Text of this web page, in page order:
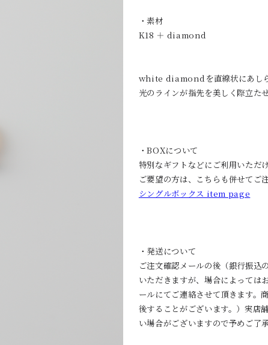
・素材
K18 ＋ diamond
white diamondを直線状にあし
光のラインが指先を美しく際立た
・BOXについて
特別なギフトなどにご利用いただ
ご要望の方は、こちらも併せてご
シングルボックス item page
・発送について
ご注文確認メールの後（銀行振込
いただきますが、場合によっては
ールにてご連絡させて頂きます。
後することがございます。）実店
い場合がございますので予めご了